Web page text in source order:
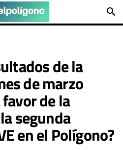
search
de la
de marzo
de la
segunda
en el Polígono?